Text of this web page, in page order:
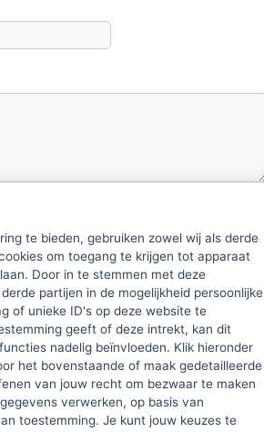
te bieden, gebruiken zowel wij als derde
om toegang te krijgen tot apparaat
Door in te stemmen met deze
partijen in de mogelijkheid persoonlijke
of unieke ID's op deze website te
geeft of deze intrekt, kan dit
nadelig beïnvloeden. Klik hieronder
het bovenstaande of maak gedetailleerde
van jouw recht om bezwaar te maken
verwerken, op basis van
toestemming. Je kunt jouw keuzes te